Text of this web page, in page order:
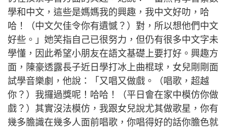
學和中文，這些是媽媽我的興趣，我中文好叻，哈
哈！（中文欠佳令你有遺憾？）對，所以想他們中文
好些。」她笑指自己已很努力，但仍有很多中文字未
學懂，因此希望小朋友在語文基礎上要打好。興趣方
面，陳豪透露長子近日學打冰上曲棍球，女兒剛剛面
試學音樂劇，他說：「又唱又做戲。（唱歌，超越
你？）我攞過獎呢！哈哈！（平日會在家中模仿你做
戲？）其實沒法模仿，我跟女兒說尤其做歌星，你有
幾多膽識在幾多人面前唱歌，你唱得好的話你膽色就